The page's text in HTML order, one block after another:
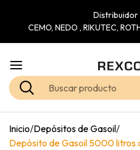
Distribuidor
CEMO, NEDO , RIKUTEC,
Inicio/Depósitos de Gasoil/
Depósito de Gasoil 5000 litros